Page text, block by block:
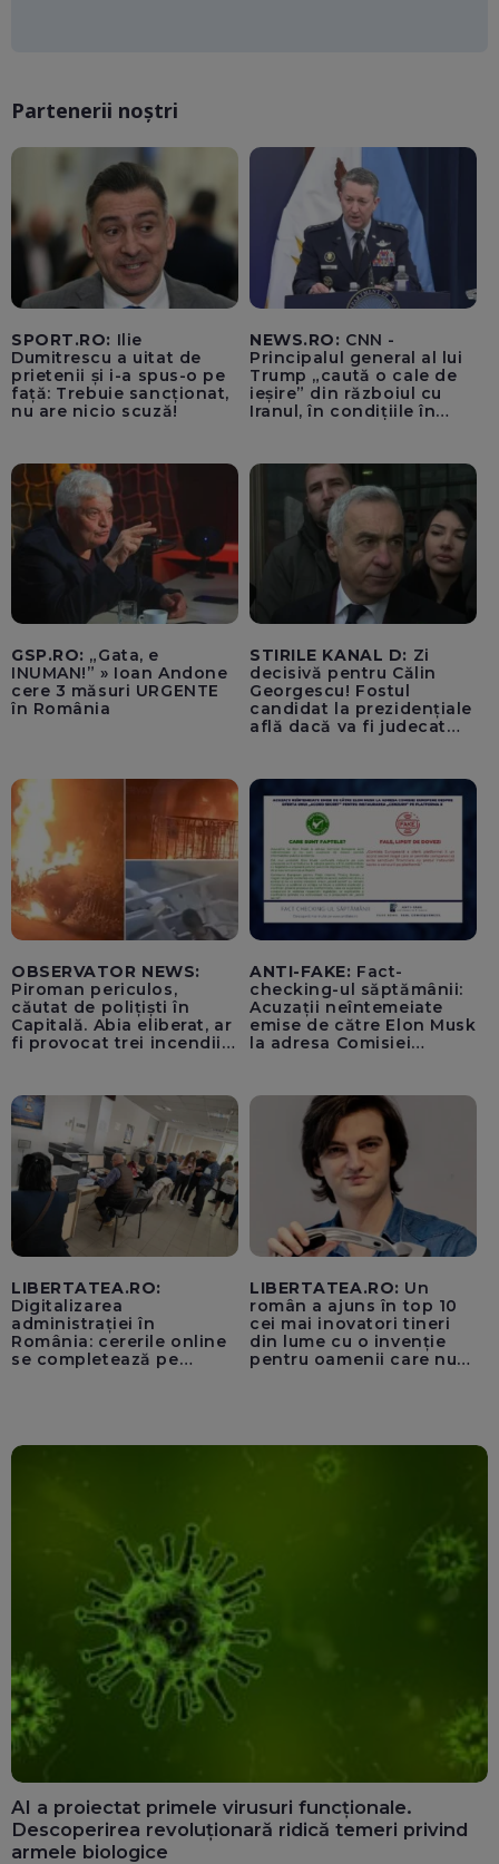
Partenerii noștri
SPORT.RO: Ilie
Dumitrescu a uitat de
prietenii și i-a spus-o pe
față: Trebuie sancționat,
nu are nicio scuză!
NEWS.RO: CNN -
Principalul general al lui
Trump „caută o cale de
ieșire” din războiul cu
Iranul, în condițiile în
GSP.RO: „Gata, e
INUMAN!” » Ioan Andone
cere 3 măsuri URGENTE
în România
STIRILE KANAL D: Zi
decisivă pentru Călin
Georgescu! Fostul
candidat la prezidențiale
află dacă va fi judecat
OBSERVATOR NEWS:
Piroman periculos,
căutat de polițiști în
Capitală. Abia eliberat, ar
fi provocat trei incendii
ANTI-FAKE: Fact-
checking-ul săptămânii:
Acuzații neîntemeiate
emise de către Elon Musk
la adresa Comisiei
pentru instaurarea
„cenzurii” pe platforma X
LIBERTATEA.RO:
Digitalizarea
administrației în
România: cererile online
se completează pe
LIBERTATEA.RO: Un
român a ajuns în top 10
cei mai inovatori tineri
din lume cu o invenție
pentru oamenii care nu
AI a proiectat primele virusuri funcționale.
Descoperirea revoluționară ridică temeri privind
armele biologice